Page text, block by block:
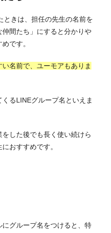
ときは、担任の先生の名前を
間たち」にすると分かりや
です。
名前で、ユーモアもありま
るLINEグループ名といえま
した後でも長く使い続けら
おすすめです。
グループ名をつけると、特